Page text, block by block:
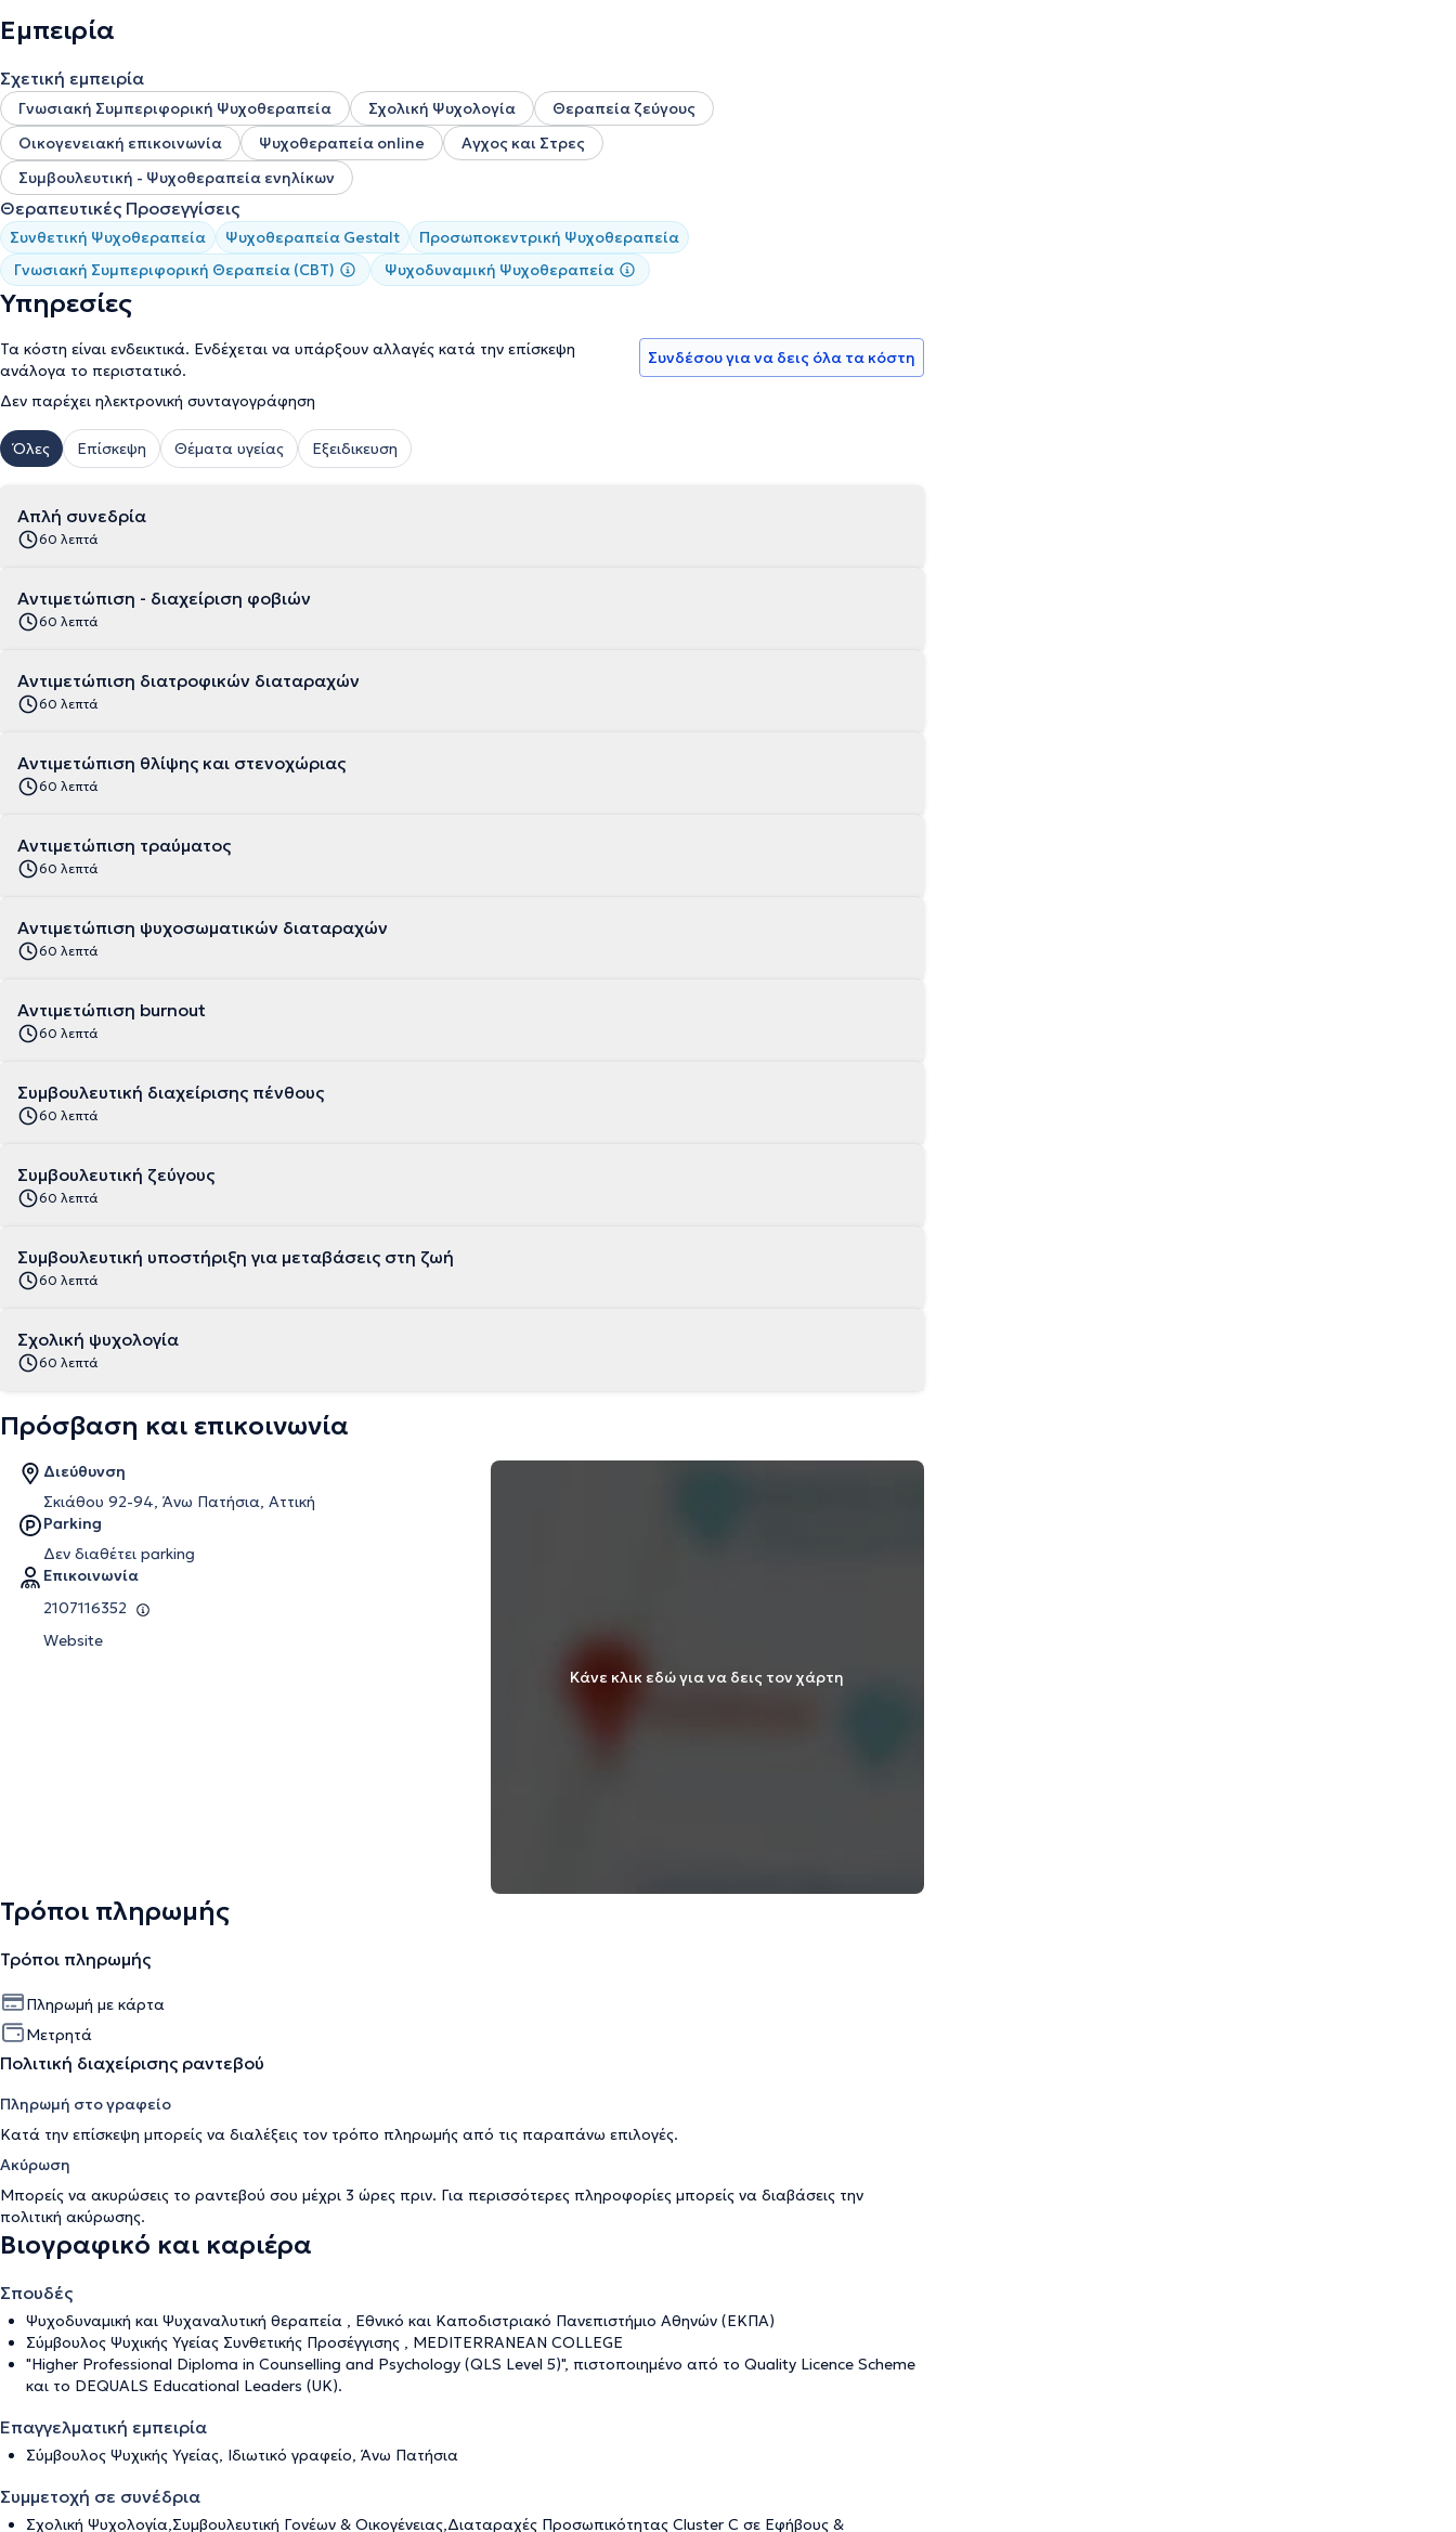
Εμπειρία
Σχετική εμπειρία
Γνωσιακή Συμπεριφορική Ψυχοθεραπεία Σχολική Ψυχολογία
Θεραπεία ζεύγους
Οικογενειακή επικοινωνία
Ψυχοθεραπεία online
Αγχος και Στρες
Συμβουλευτική - Ψυχοθεραπεία ενηλίκων
Θεραπευτικές Προσεγγίσεις
Συνθετική Ψυχοθεραπεία Ψυχοθεραπεία Gestalt
Προσωποκεντρική Ψυχοθεραπεία
Γνωσιακή Συμπεριφορική Θεραπεία (CBT)
Ψυχοδυναμική Ψυχοθεραπεία
Υπηρεσίες
Τα κόστη είναι ενδεικτικά. Ενδέχεται να υπάρξουν αλλαγές κατά την επίσκεψη
ανάλογα το περιστατικό.
Δεν παρέχει ηλεκτρονική συνταγογράφηση
Συνδέσου για να δεις όλα τα κόστη
Όλες Επίσκεψη Θέματα υγείας Εξειδικευση
Απλή συνεδρία
60 λεπτά
Αντιμετώπιση - διαχείριση φοβιών
60 λεπτά
Αντιμετώπιση διατροφικών διαταραχών
60 λεπτά
Αντιμετώπιση θλίψης και στενοχώριας
60 λεπτά
Αντιμετώπιση τραύματος
60 λεπτά
Αντιμετώπιση ψυχοσωματικών διαταραχών
60 λεπτά
Αντιμετώπιση burnout
60 λεπτά
Συμβουλευτική διαχείρισης πένθους
60 λεπτά
Συμβουλευτική ζεύγους
60 λεπτά
Συμβουλευτική υποστήριξη για μεταβάσεις στη ζωή
60 λεπτά
Σχολική ψυχολογία
60 λεπτά
Πρόσβαση και επικοινωνία
Διεύθυνση
Σκιάθου 92-94, Άνω Πατήσια, Αττική
Parking
Δεν διαθέτει parking
Επικοινωνία
2107116352
Website
Κάνε κλικ εδώ για να δεις τον χάρτη
Τρόποι πληρωμής
Τρόποι πληρωμής
Πληρωμή με κάρτα
Μετρητά
Πολιτική διαχείρισης ραντεβού
Πληρωμή στο γραφείο
Κατά την επίσκεψη μπορείς να διαλέξεις τον τρόπο πληρωμής από τις παραπάνω επιλογές.
Ακύρωση
Μπορείς να ακυρώσεις το ραντεβού σου μέχρι 3 ώρες πριν. Για περισσότερες πληροφορίες μπορείς να διαβάσεις την
πολιτική ακύρωσης.
Βιογραφικό και καριέρα
Σπουδές
Ψυχοδυναμική και Ψυχαναλυτική θεραπεία , Εθνικό και Καποδιστριακό Πανεπιστήμιο Αθηνών (ΕΚΠΑ)
Σύμβουλος Ψυχικής Υγείας Συνθετικής Προσέγγισης , MEDITERRANEAN COLLEGE
"Higher Professional Diploma in Counselling and Psychology (QLS Level 5)", πιστοποιημένο από το Quality Licence Scheme
και το DEQUALS Educational Leaders (UK).
Επαγγελματική εμπειρία
Σύμβουλος Ψυχικής Υγείας, Ιδιωτικό γραφείο, Άνω Πατήσια
Συμμετοχή σε συνέδρια
Σχολική Ψυχολογία,Συμβουλευτική Γονέων & Οικογένειας,Διαταραχές Προσωπικότητας Cluster C σε Εφήβους &